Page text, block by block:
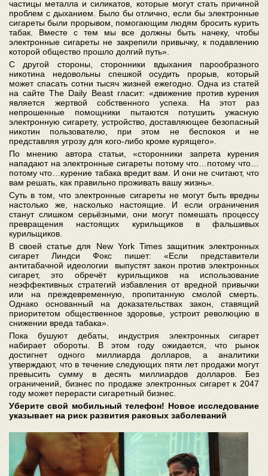
частицы металла и силикатов, которые могут стать причиной
проблем с дыханием. Было бы отлично, если бы электронные
сигареты были прорывом, помогающим людям бросить курить
табак. Вместе с тем мы все должны быть начеку, чтобы
электронные сигареты не закрепили привычку, к подавлению
которой общество прошло долгий путь».
С другой стороны, сторонники вдыхания парообразного
никотина недовольны спешкой осудить прорыв, который
может спасать сотни тысяч жизней ежегодно. Одна из статей
на сайте The Daily Beast гласит: «движение против курения
является жертвой собственного успеха. На этот раз
непрошенные помощники пытаются потушить ужасную
электронную сигарету, устройство, доставляющее безопасный
никотин пользователю, при этом не беспокоя и не
представляя угрозу для кого-либо кроме курящего».
По мнению автора статьи, «сторонники запрета курения
нападают на электронные сигареты потому что…потому что…
потому что…курение табака вредит вам. И они не считают, что
вам решать, как правильно проживать вашу жизнь».
Суть в том, что электронные сигареты не могут быть вредны
настолько же, насколько настоящие. И если ограничения
станут слишком серьёзными, они могут помешать процессу
превращения настоящих курильщиков в фальшивых
курильщиков.
В своей статье для New York Times защитник электронных
сигарет Линдси Фокс пишет: «Если представители
антитабачной идеологии выпустят закон против электронных
сигарет, это обречёт курильщиков на использование
неэффективных стратегий избавления от вредной привычки
или на преждевременную, пропитанную смолой смерть.
Однако основанный на доказательствах закон, ставящий
приоритетом общественное здоровье, устроит революцию в
снижении вреда табака».
Пока бушуют дебаты, индустрия электронных сигарет
набирает обороты. В этом году ожидается, что рынок
достигнет одного миллиарда долларов, а аналитики
утверждают, что в течение следующих пяти лет продажи могут
превысить сумму в десять миллиардов долларов. Без
ограничений, бизнес по продаже электронных сигарет к 2047
году может перерасти сигаретный бизнес.
Уберите свой мобильный телефон! Новое исследование
указывает на риск развития раковых заболеваний